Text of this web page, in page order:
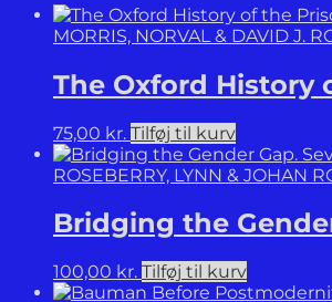
muligeMORRIS, NORVAL & DAVID J.
The Oxford History
75,00 kr. Tilføj til kurv
ROSEBERRY, LYNN & JOHAN
Bridging the
100,00 kr. Tilføj til kurv